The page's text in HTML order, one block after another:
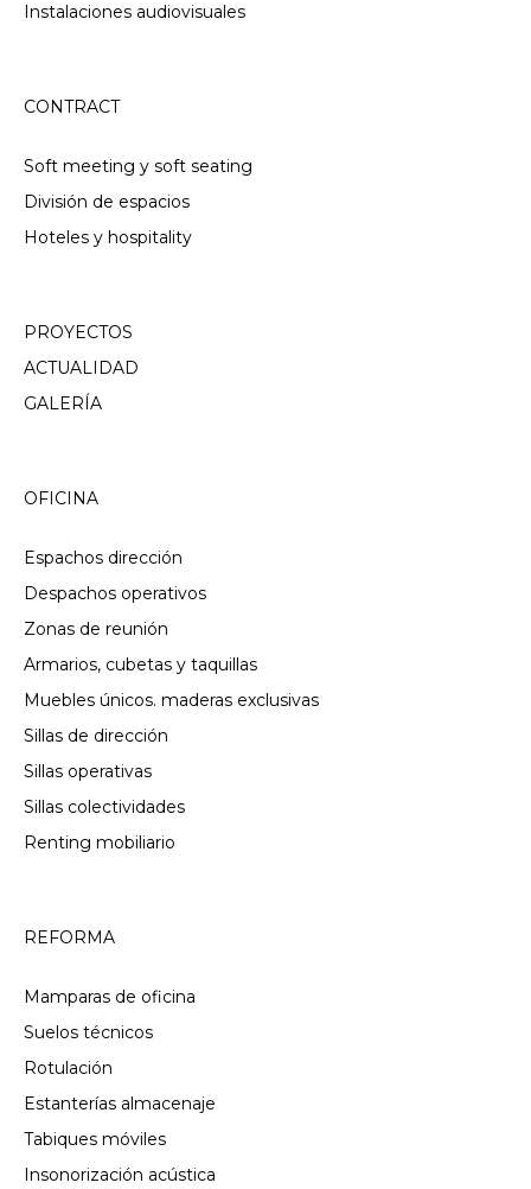
Instalaciones audiovisuales
CONTRACT
Soft meeting y soft seating
División de espacios
Hoteles y hospitality
PROYECTOS
ACTUALIDAD
GALERÍA
OFICINA
Espachos dirección
Despachos operativos
Zonas de reunión
Armarios, cubetas y taquillas
Muebles únicos. maderas exclusivas
Sillas de dirección
Sillas operativas
Sillas colectividades
Renting mobiliario
REFORMA
Mamparas de oficina
Suelos técnicos
Rotulación
Estanterías almacenaje
Tabiques móviles
Insonorización acústica